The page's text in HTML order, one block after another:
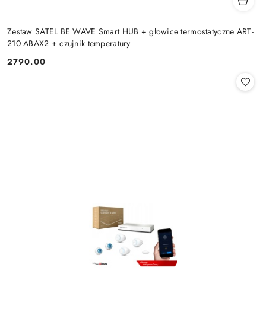
Zestaw SATEL BE WAVE Smart HUB + głowice termostatyczne ART-
210 ABAX2 + czujnik temperatury
Cena:
2790.00